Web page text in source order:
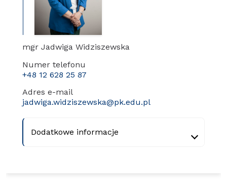
mgr Jadwiga Widziszewska
Numer telefonu
+48 12 628 25 87
Adres e-mail
jadwiga.widziszewska@pk.edu.pl
Dodatkowe informacje